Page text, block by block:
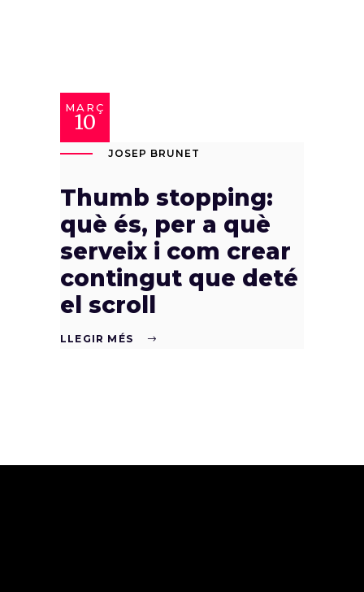
MARÇ
10
JOSEP BRUNET
Thumb stopping:
què és, per a què
serveix i com crear
contingut que deté
el scroll
LLEGIR MÉS